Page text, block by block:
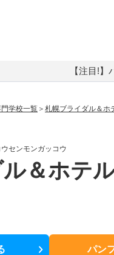
【注目!
学校一覧 札幌ブライダル＆ホ
センモンガッコウ
＆ホテ
パン